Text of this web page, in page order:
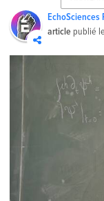
EchoSciences
article publié